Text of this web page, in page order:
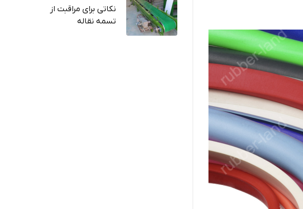
نکاتی برای مراقبت از
تسمه نقاله